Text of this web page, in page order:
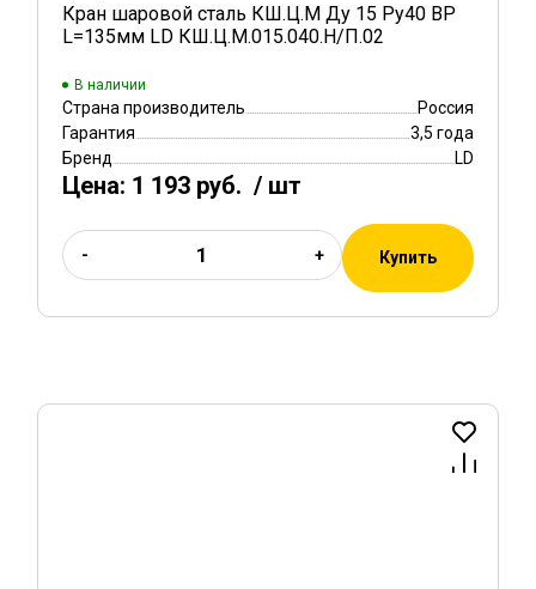
Кран шаровой сталь КШ.Ц.М Ду 15 Ру40 ВР
L=135мм LD КШ.Ц.М.015.040.Н/П.02
В наличии
Страна производитель
Россия
Гарантия
3,5 года
Бренд
LD
Цена: 1 193 руб. / шт
- + Купить